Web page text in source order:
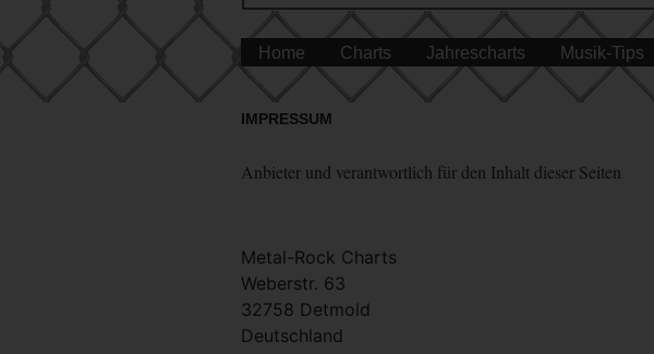
Home Charts Jahrescharts Musik-Tips
IMPRESSUM
Anbieter und verantwortlich für den Inhalt dieser Seiten
Metal-Rock Charts
Weberstr. 63
32758 Detmold
Deutschland